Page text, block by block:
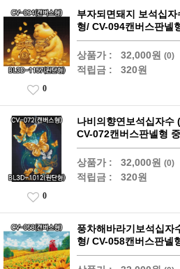
부자되면돼지 보석십
형/ CV-094캔버스판넬
상품가 : 32,000원 (0)
적립금 : 320원
0
나비의향연보석십자수
CV-072캔버스판넬형
상품가 : 32,000원 (0)
적립금 : 320원
0
풍차해바라기보석십자
형/ CV-058캔버스판넬